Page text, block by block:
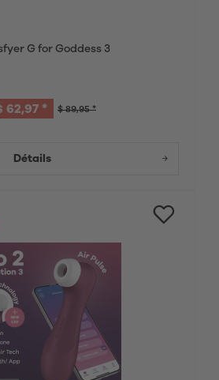
G for Goddess 3
$ 89,95 *
62,97 *
Détails